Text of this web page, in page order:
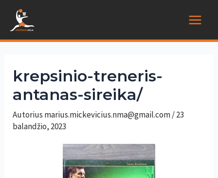
turinio
krepsinio-treneris-
antanas-sireika/
Autorius marius.mickevicius.nma@gmail.com/23
balandžio, 2023